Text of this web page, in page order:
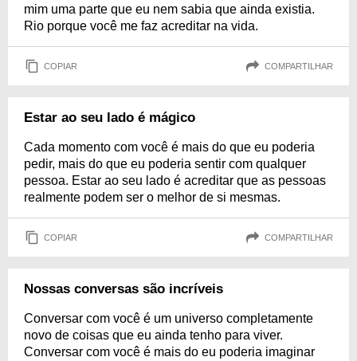
mim uma parte que eu nem sabia que ainda existia.
Rio porque você me faz acreditar na vida.
COPIAR COMPARTILHAR
Estar ao seu lado é mágico
Cada momento com você é mais do que eu poderia
pedir, mais do que eu poderia sentir com qualquer
pessoa. Estar ao seu lado é acreditar que as pessoas
realmente podem ser o melhor de si mesmas.
COPIAR COMPARTILHAR
Nossas conversas são incríveis
Conversar com você é um universo completamente
novo de coisas que eu ainda tenho para viver.
Conversar com você é mais do eu poderia imaginar